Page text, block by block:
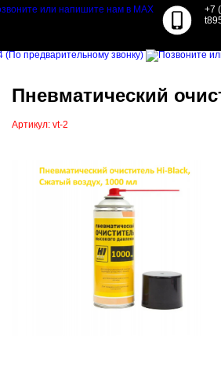
+7
предварительному звонку)
Пневматический
Артикул: vt-2